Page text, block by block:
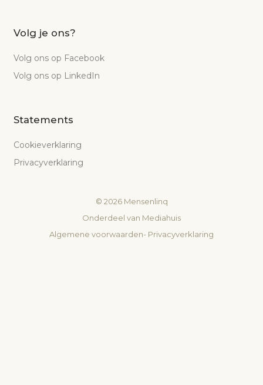
Volg je ons?
Volg ons op Facebook
Volg ons op LinkedIn
Statements
Cookieverklaring
Privacyverklaring
© 2026Mensenlinq
Onderdeel van Mediahuis
Algemene voorwaarden- Privacyverklaring